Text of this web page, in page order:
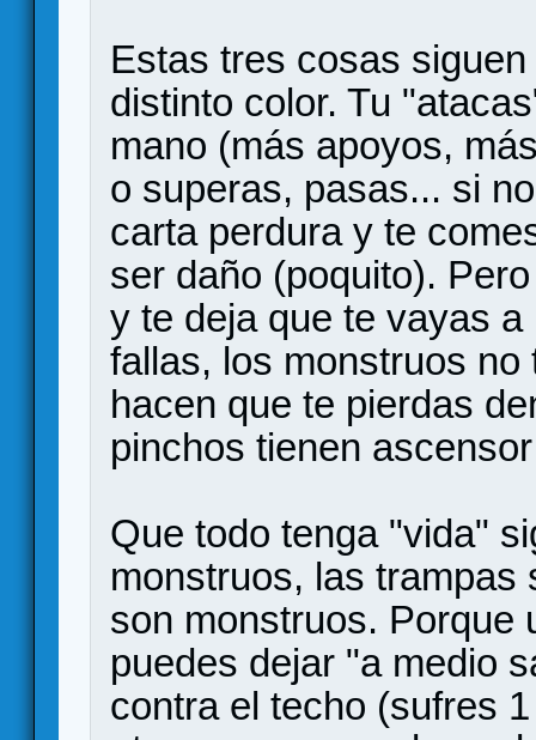
Estas tres cosas
distinto color. Tu
mano (más apoyos,
o superas, pasas... si
carta perdura y te
ser daño (poquito).
y te deja que te vayas
fallas, los monstruos
hacen que te pierdas
pinchos tienen
Que todo tenga "vida"
monstruos, las
son monstruos. Porque
puedes dejar "a medio
contra el techo (sufres